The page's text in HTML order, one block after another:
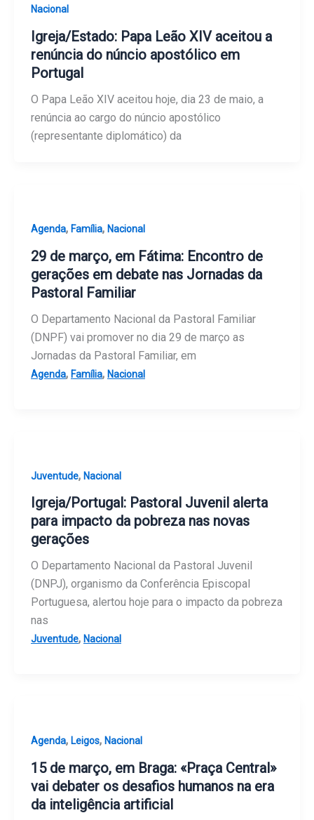
Nacional
Igreja/Estado: Papa Leão XIV aceitou a
renúncia do núncio apostólico em
Portugal
O Papa Leão XIV aceitou hoje, dia 23 de maio, a
renúncia ao cargo do núncio apostólico
(representante diplomático) da
Agenda, Família, Nacional
29 de março, em Fátima: Encontro de
gerações em debate nas Jornadas da
Pastoral Familiar
O Departamento Nacional da Pastoral Familiar
(DNPF) vai promover no dia 29 de março as
Jornadas da Pastoral Familiar, em
Agenda, Família, Nacional
Juventude, Nacional
Igreja/Portugal: Pastoral Juvenil alerta
para impacto da pobreza nas novas
gerações
O Departamento Nacional da Pastoral Juvenil
(DNPJ), organismo da Conferência Episcopal
Portuguesa, alertou hoje para o impacto da pobreza
nas
Juventude, Nacional
Agenda, Leigos, Nacional
15 de março, em Braga: «Praça Central»
vai debater os desafios humanos na era
da inteligência artificial